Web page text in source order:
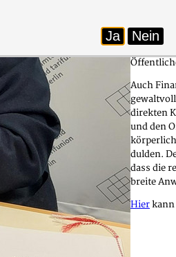
Polizei,
Auch
direkten
und den
dulden.
dass die
breite
Hierkann
Ja Nein